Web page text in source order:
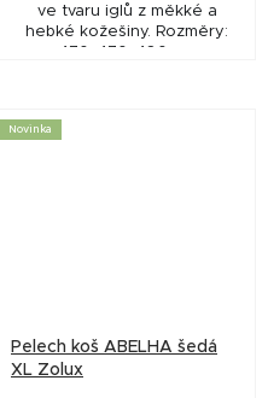
ve tvaru iglů z měkké a
hebké kožešiny. Rozměry:
470x470x480mm
Novinka
Pelech koš ABELHA šedá
XL Zolux